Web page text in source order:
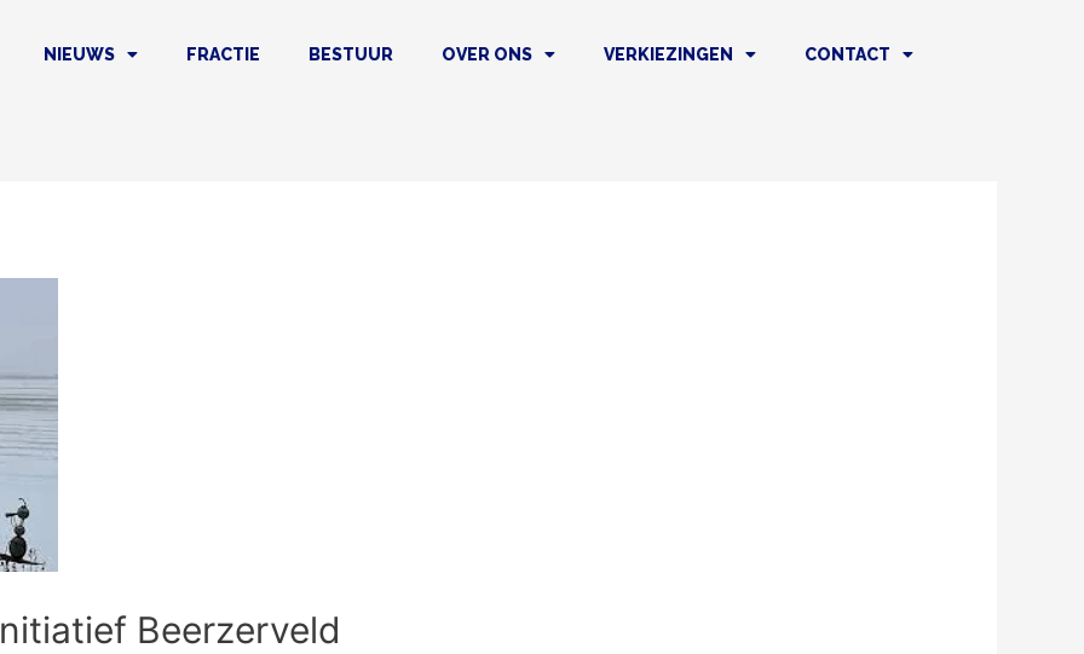
NIEUWS FRACTIE BESTUUR OVER ONS VERKIEZINGEN CONTACT
Beerzerveld